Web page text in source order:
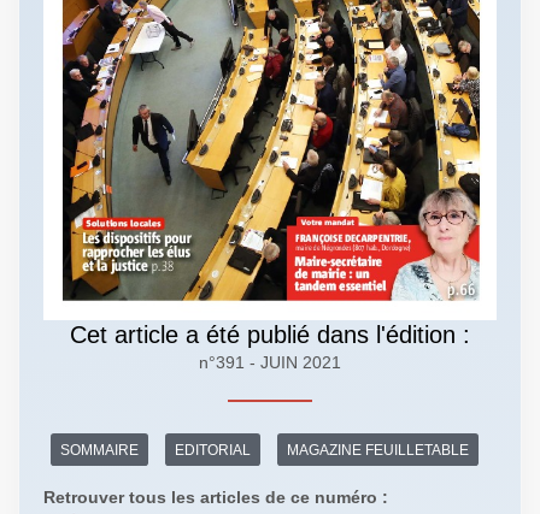
Cet article a été publié dans l'édition :
n°391 - JUIN 2021
SOMMAIRE EDITORIAL MAGAZINE FEUILLETABLE
Retrouver tous les articles de ce numéro :